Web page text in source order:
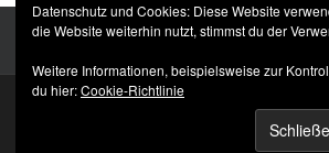
Datenschutz und Cookies: Diese Website
die Website weiterhin nutzt, stimmst du der
Weitere Informationen, beispielsweise zur
du hier:Cookie-Richtlinie